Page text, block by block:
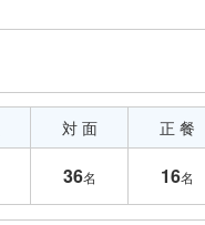
対 面
36名
正 餐
16名